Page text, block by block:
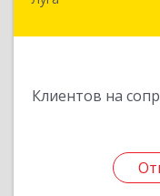
Клиентов на